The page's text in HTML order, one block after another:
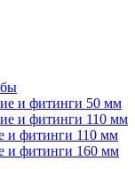
и фитинги 50 мм
и фитинги 110 мм
и фитинги 110 мм
и фитинги 160 мм